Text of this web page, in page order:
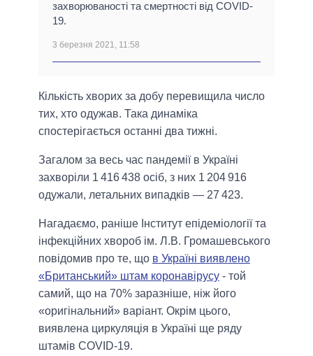
захворюваності та смертності від COVID-
19.
3 березня 2021, 11:58
Кількість хворих за добу перевищила число
тих, хто одужав. Така динаміка
спостерігається останні два тижні.
Загалом за весь час пандемії в Україні
захворіли 1 416 438 осіб, з них 1 204 916
одужали, летальних випадків — 27 423.
Нагадаємо, раніше Інститут епідеміології та
інфекційних хвороб ім. Л.В. Громашевського
повідомив про те, що в Україні виявлено
«Британський» штам коронавірусу - той
самий, що на 70% заразніше, ніж його
«оригінальний» варіант. Окрім цього,
виявлена циркуляція в Україні ще ряду
штамів COVID-19.